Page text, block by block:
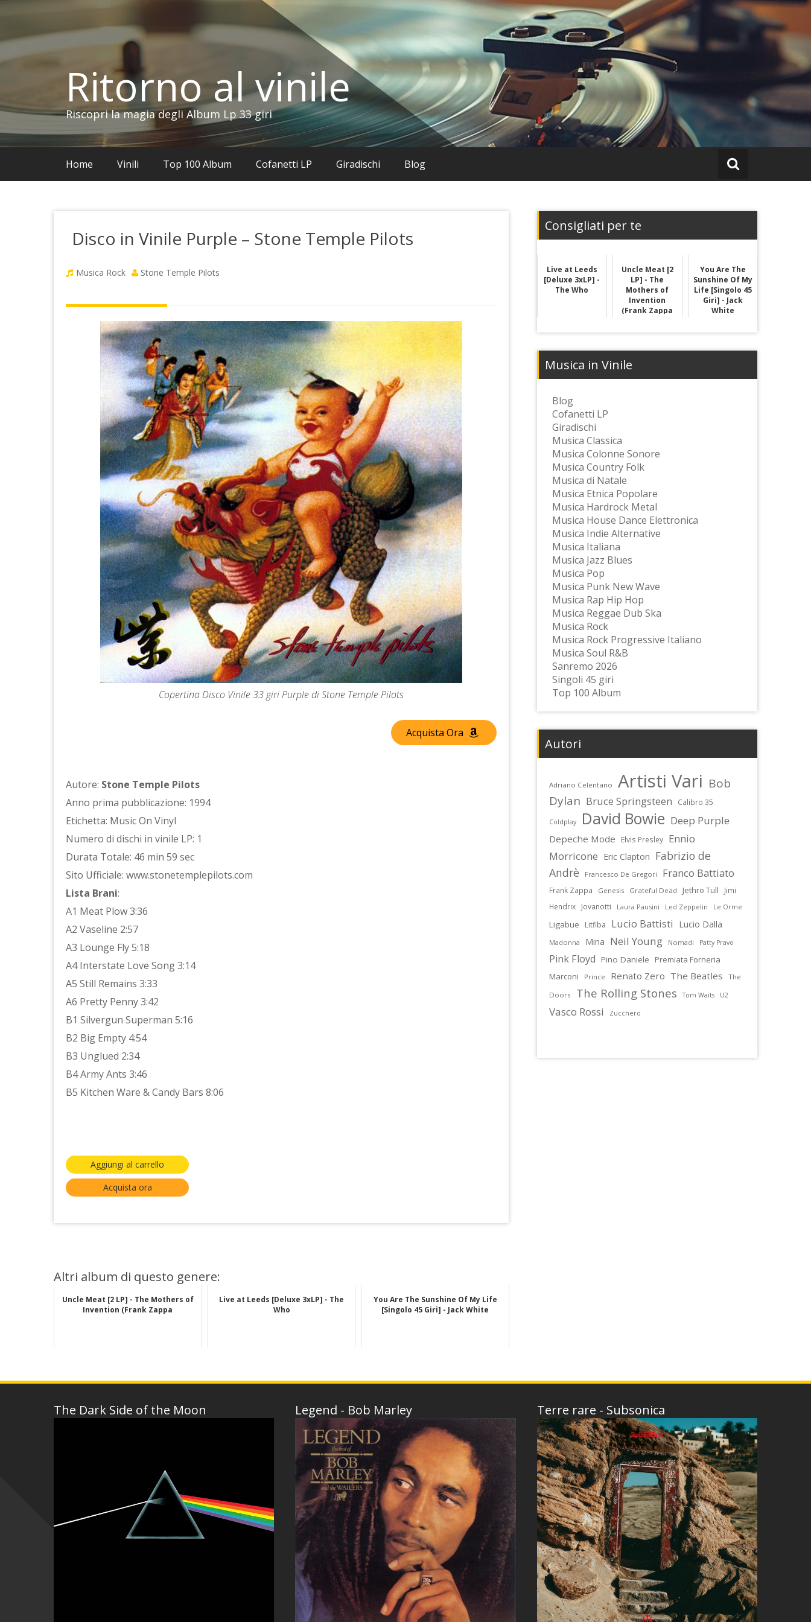
contenuto
Ritorno al vinile
Riscopri la magia degli Album Lp 33 giri
Home Vinili Top 100 Album Cofanetti LP Giradischi Blog
Disco in Vinile Purple – Stone Temple Pilots
Musica Rock Stone Temple Pilots
Copertina Disco Vinile 33 giri Purple di Stone Temple Pilots
Acquista Ora
Autore: Stone Temple Pilots
Anno prima pubblicazione: 1994
Etichetta: Music On Vinyl
Numero di dischi in vinile LP: 1
Durata Totale: 46 min 59 sec
Sito Ufficiale: www.stonetemplepilots.com
Lista Brani:
A1 Meat Plow 3:36
A2 Vaseline 2:57
A3 Lounge Fly 5:18
A4 Interstate Love Song 3:14
A5 Still Remains 3:33
A6 Pretty Penny 3:42
B1 Silvergun Superman 5:16
B2 Big Empty 4:54
B3 Unglued 2:34
B4 Army Ants 3:46
B5 Kitchen Ware & Candy Bars 8:06
Aggiungi al carrello
Acquista ora
Altri album di questo genere:
Uncle Meat [2 LP] - The Mothers of
Invention (Frank Zappa
Live at Leeds [Deluxe 3xLP] - The
Who
You Are The Sunshine Of My Life
[Singolo 45 Giri] - Jack White
Consigliati per te
Live at Leeds
[Deluxe 3xLP] -
The Who
Uncle Meat [2
LP] - The
Mothers of
Invention
(Frank Zappa
You Are The
Sunshine Of My
Life [Singolo 45
Giri] - Jack
White
Musica in Vinile
Blog
Cofanetti LP
Giradischi
Musica Classica
Musica Colonne Sonore
Musica Country Folk
Musica di Natale
Musica Etnica Popolare
Musica Hardrock Metal
Musica House Dance Elettronica
Musica Indie Alternative
Musica Italiana
Musica Jazz Blues
Musica Pop
Musica Punk New Wave
Musica Rap Hip Hop
Musica Reggae Dub Ska
Musica Rock
Musica Rock Progressive Italiano
Musica Soul R&B
Sanremo 2026
Singoli 45 giri
Top 100 Album
Autori
Adriano Celentano Artisti Vari Bob
Dylan Bruce Springsteen Calibro 35
Coldplay David Bowie Deep Purple
Depeche Mode Elvis Presley
Ennio
Morricone Eric Clapton Fabrizio de
Andrè
Francesco De Gregori Franco Battiato
Frank Zappa Genesis Grateful Dead Jethro Tull
Jimi
Hendrix
Jovanotti Laura Pausini Led Zeppelin Le Orme
Ligabue Litfiba Lucio Battisti Lucio Dalla
Madonna Mina Neil Young Nomadi Patty Pravo
Pink Floyd Pino Daniele
Premiata Forneria
Marconi
Prince Renato Zero The Beatles
The
Doors
The Rolling Stones Tom Waits U2
Vasco Rossi Zucchero
The Dark Side of the Moon Legend - Bob Marley Terre rare - Subsonica